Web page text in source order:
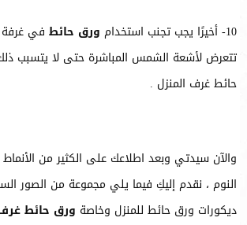
10- أخيرًا يجب تجنب استخدام ورق حائط في غرفة
تتعرض لأشعة الشمس المباشرة حتى لا يتسبب
حائط غرف المنزل .
والآن سيدتي وبعد اطلاعك على الكثير من
النوم ، نقدم إليكِ فيما يلي مجموعة من الصور
ديكورات ورق حائط للمنزل وخاصة ورق حائط